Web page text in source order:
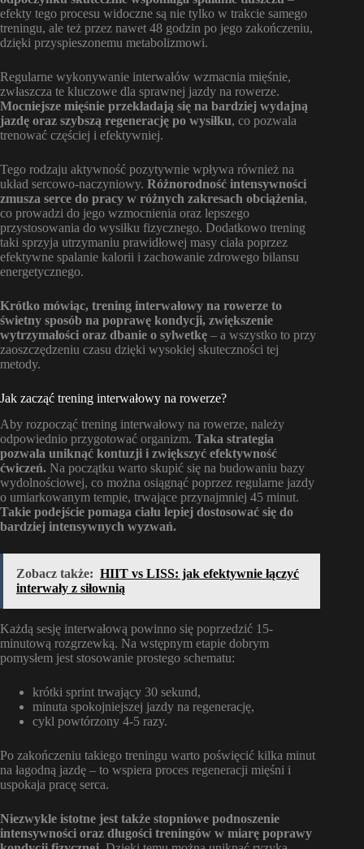
efekty tego procesu widoczne są nie tylko w trakcie samego
treningu, ale też przez nawet 48 godzin po jego zakończeniu,
dzięki przyspieszonemu metabolizmowi.
Regularne wykonywanie interwałów wzmacnia mięśnie,
zwłaszcza te kluczowe dla sprawnej jazdy na rowerze.
Mocniejsze mięśnie przekładają się na bardziej wydajną
jazdę oraz szybszą regenerację po wysiłku, co pozwala
trenować częściej i efektywniej.
Tego rodzaju aktywność pozytywnie wpływa również na
układ sercowo-naczyniowy. Różnorodność intensywności
zmusza serce do pracy w różnych zakresach obciążenia,
co prowadzi do jego wzmocnienia oraz lepszego
przystosowania do wysiłku fizycznego. Dodatkowo trening
taki sprzyja utrzymaniu prawidłowej masy ciała poprzez
efektywne spalanie kalorii i zachowanie zdrowego bilansu
energetycznego.
Krótko mówiąc, trening interwałowy na rowerze to
świetny sposób na poprawę kondycji, zwiększenie
wytrzymałości oraz dbanie o sylwetkę – a wszystko to przy
zaoszczędzeniu czasu dzięki wysokiej skuteczności tej
metody.
Jak zacząć trening interwałowy na rowerze?
Aby rozpocząć trening interwałowy na rowerze, należy
odpowiednio przygotować organizm. Taka strategia
pozwala uniknąć kontuzji i zwiększyć efektywność
ćwiczeń. Na początku warto skupić się na budowaniu bazy
wydolnościowej, co można osiągnąć poprzez regularne jazdy
o umiarkowanym tempie, trwające przynajmniej 45 minut.
Takie podejście pomaga ciału lepiej dostosować się do
bardziej intensywnych wyzwań.
Zobacz także: HIIT vs LISS: jak efektywnie łączyć
interwały z siłownią
Każdą sesję interwałową powinno się poprzedzić 15-
minutową rozgrzewką. Na wstępnym etapie dobrym
pomysłem jest stosowanie prostego schematu:
krótki sprint trwający 30 sekund,
minuta spokojniejszej jazdy na regenerację,
cykl powtórzony 4-5 razy.
Po zakończeniu takiego treningu warto poświęcić kilka minut
na łagodną jazdę – to wspiera proces regeneracji mięśni i
uspokaja pracę serca.
Niezwykle istotne jest także stopniowe podnoszenie
intensywności oraz długości treningów w miarę poprawy